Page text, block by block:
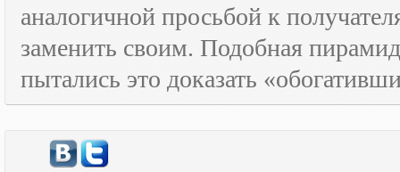
аналогичной просьбой к
заменить своим. Подобная
пытались это доказать